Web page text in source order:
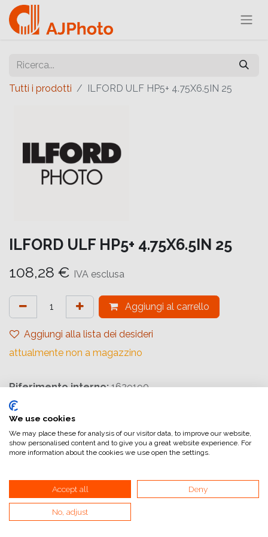
Tutti i prodotti ILFORD ULF HP5+ 4.75X6.5IN 25
ILFORD ULF HP5+ 4.75X6.5IN 25
108,28 € IVA esclusa
Aggiungi al carrello
Aggiungi alla lista dei desideri
attualmente non a magazzino
Riferimento interno:1629190
Condizioni generali di vendita
Dati di fatturazione
We use cookies
We may place these for analysis of our visitor data, to improve our website,
show personalised content and to give you a great website experience. For
more information about the cookies we use open the settings.
Accept all Deny
No, adjust